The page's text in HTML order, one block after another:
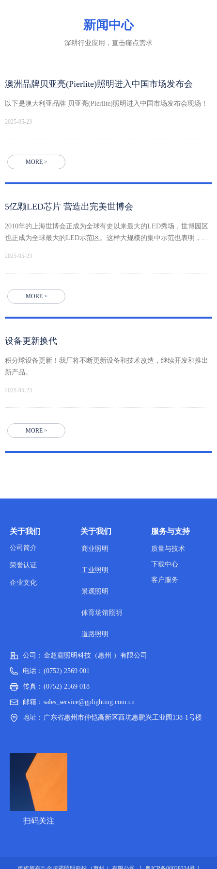
新闻中心
深耕行业应用，直击痛点需求
MORE >
设备更新换代
积分球设备更新！我厂将不断更新设备和技术改造，继续开发和推出
新产品。
2025-05-23
MORE >
澳洲品牌贝亚亮(Pierlite)照明进入中国市场发布会
以下是澳大利亚品牌 贝亚亮(Pierlite)照明进入中国市场发布会现场！
2025-05-23
MORE >
5亿颗LED芯片 营造出完美世博会
2010年的上海世博会正成为全球有史以来最大的LED秀场，世博园区
也正成为全球最大的LED示范区。这样大规模的集中示范也表明，我
明网的记者通过走访专家、行业人士，了解最新动态。据悉，目前世
采用了LED绿色光源，相较于普通白炽灯省电达90%左右。
2025-05-23
公司： 金超霸照明科技（惠州 ）有限公司
电话： (0752) 2569 001
传真： (0752) 2569 018
邮箱： sales_service@gplighting.com.cn
地址： 广东省惠州市仲恺高新区西坑惠鹏兴工业园138-1号楼
扫码关注
公司简介
荣誉认证
企业文化
关于我们 关于我们
商业照明
工业照明
景观照明
体育场馆照明
道路照明
质量与技术
下载中心
客户服务
服务与支持